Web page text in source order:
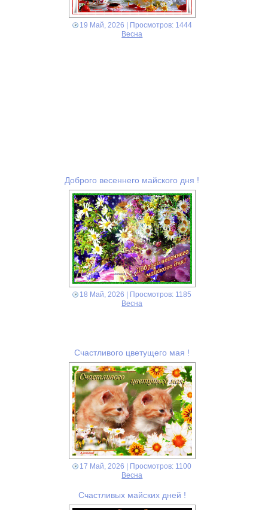
19 Май, 2026 | Просмотров: 1444
Весна
Доброго весеннего майского дня !
18 Май, 2026 | Просмотров: 1185
Весна
Счастливого цветущего мая !
17 Май, 2026 | Просмотров: 1100
Весна
Счастливых майских дней !